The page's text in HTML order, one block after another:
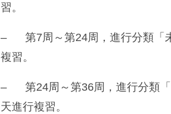
習。
– 第7周～第24周，進行分類「
複習。
– 第24周～第36周，進行分類「
天進行複習。